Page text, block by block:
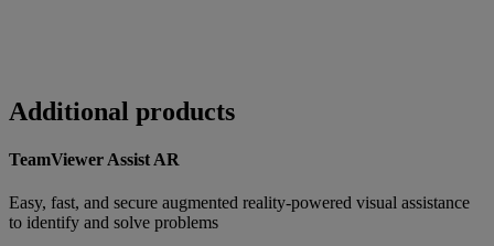
Additional products
TeamViewer Assist AR
Easy, fast, and secure augmented reality-powered visual assistance
to identify and solve problems